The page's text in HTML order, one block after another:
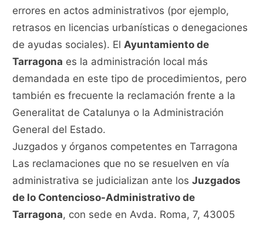
errores en actos administrativos (por ejemplo,
retrasos en licencias urbanísticas o denegaciones
de ayudas sociales). ElAyuntamiento de
Tarragona es la administración local más
demandada en este tipo de procedimientos, pero
también es frecuente la reclamación frente a la
Generalitat de Catalunya o la Administración
General del Estado.
Juzgados y órganos competentes en Tarragona
Las reclamaciones que no se resuelven en vía
administrativa se judicializan ante losJuzgados
de lo Contencioso-Administrativo de
Tarragona, con sede en Avda. Roma, 7, 43005